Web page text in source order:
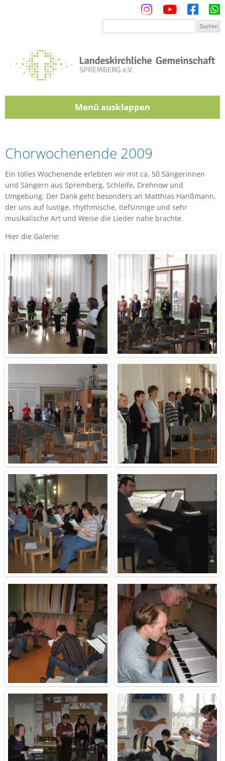
Menü
Chorwochenende 2009
Ein tolles Wochenende erlebten wir mit ca. 50 Sängerinnen
und Sängern aus Spremberg, Schleife, Drehnow und
Umgebung. Der Dank geht besonders an Matthias Hanßmann,
der uns auf lustige, rhythmische, tiefsinnige und sehr
musikalische Art und Weise die Lieder nahe brachte.
Hier die Galerie: